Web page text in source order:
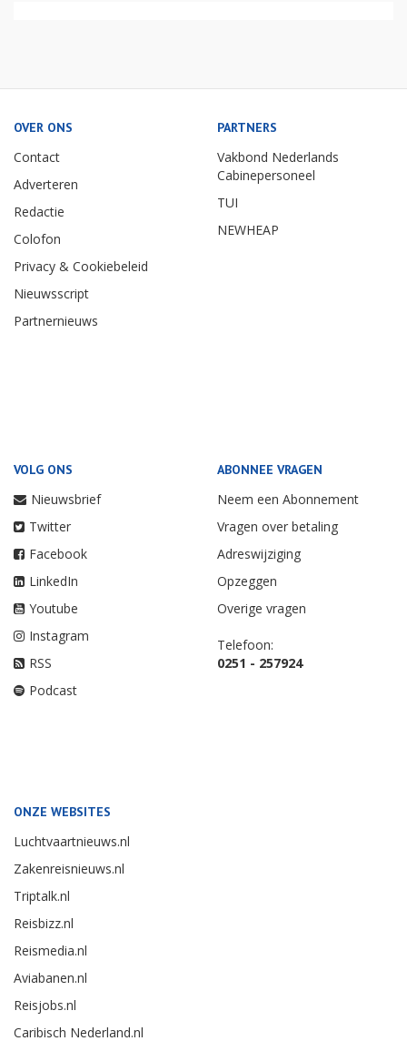
OVER ONS
Contact
Adverteren
Redactie
Colofon
Privacy & Cookiebeleid
Nieuwsscript
Partnernieuws
PARTNERS
Vakbond Nederlands
Cabinepersoneel
TUI
NEWHEAP
VOLG ONS
Nieuwsbrief
Twitter
Facebook
LinkedIn
Youtube
Instagram
RSS
Podcast
ABONNEE VRAGEN
Neem een Abonnement
Vragen over betaling
Adreswijziging
Opzeggen
Overige vragen
Telefoon:
0251 - 257924
ONZE WEBSITES
Luchtvaartnieuws.nl
Zakenreisnieuws.nl
Triptalk.nl
Reisbizz.nl
Reismedia.nl
Aviabanen.nl
Reisjobs.nl
Caribisch Nederland.nl